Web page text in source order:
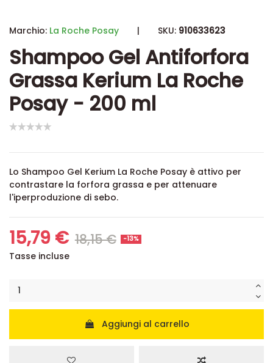
Marchio: La Roche Posay | SKU: 910633623
Shampoo Gel Antiforfora
Grassa Kerium La Roche
Posay - 200 ml
Lo Shampoo Gel Kerium La Roche Posay è attivo per
contrastare la forfora grassa e per attenuare
l'iperproduzione di sebo.
15,79 € 18,15 € -13%
Tasse incluse
Aggiungi al carrello